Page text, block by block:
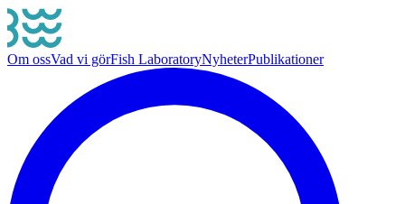
Om ossVad vi görFish LaboratoryNyheterPublikationer